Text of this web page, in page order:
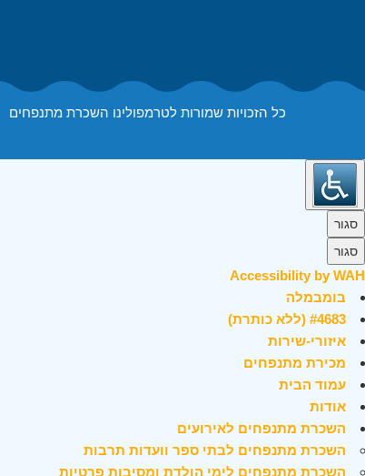
כל הזכויות שמורות לטרמפולינו השכרת
סגור
סגור
Accessibility by WAH
בומבמלה
#4683 (ללא כותרת)
איזורי-שירות
מכירת מתנפחים
עמוד הבית
אודות
השכרת מתנפחים לאירועים
השכרת מתנפחים לבתי ספר וועדות תרבות
השכרת מתנפחים לימי הולדת ומסיבות פרטיות